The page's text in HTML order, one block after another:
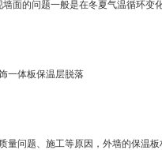
面的问题一般是在冬夏气温循环变
一体板保温层脱落
量问题、施工等原因，外墙的保温